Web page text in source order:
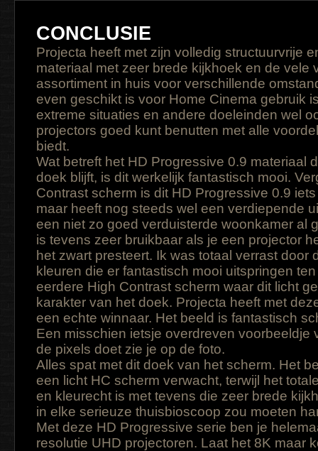
CONCLUSIE
Projecta heeft met zijn volledig structuurvrije
materiaal met zeer brede kijkhoek en de vele
assortiment in huis voor verschillende
even geschikt is voor Home Cinema gebruik
extreme situaties en andere doeleinden wel
projectors goed kunt benutten met alle
biedt.
Wat betreft het HD Progressive 0.9 materiaal
doek blijft, is dit werkelijk fantastisch mooi.
Contrast scherm is dit HD Progressive 0.9
maar heeft nog steeds wel een verdiepende
een niet zo goed verduisterde woonkamer al
is tevens zeer bruikbaar als je een projector
het zwart presteert. Ik was totaal verrast door
kleuren die er fantastisch mooi uitspringen
eerdere High Contrast scherm waar dit licht
karakter van het doek. Projecta heeft met
een echte winnaar. Het beeld is fantastisch
Een misschien ietsje overdreven voorbeeldje
de pixels doet zie je op de foto.
Alles spat met dit doek van het scherm. Het
een licht HC scherm verwacht, terwijl het
en kleurecht is met tevens die zeer brede
in elke serieuze thuisbioscoop zou moeten
Met deze HD Progressive serie ben je
resolutie UHD projectoren. Laat het 8K maar